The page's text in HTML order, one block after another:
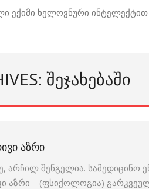
ექიმი ხელოვნური
ᲨᲔᲯᲐᲮᲔᲑᲐᲨᲘ
ᲐᲖᲠᲘ
არჩილ შენგელია. სამედიცინო
აზრი – (ფსიქოლოგია)